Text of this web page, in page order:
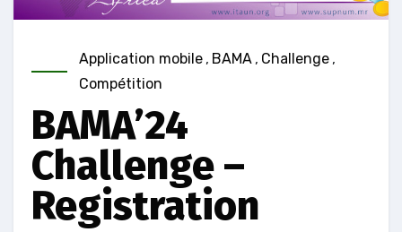
Application mobile , BAMA , Challenge ,
Compétition
BAMA’24
Challenge –
Registration